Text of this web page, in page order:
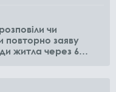
чи
повторно заяву
житла через 6